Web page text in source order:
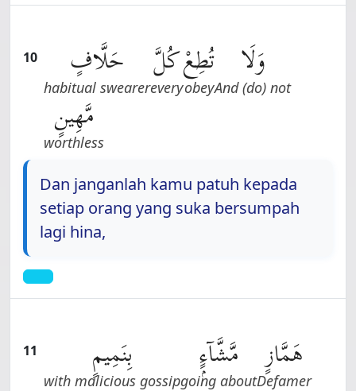
10 وَلَا
And (do) not
تُطِعْ
obey
كُلَّ
every
حَلَّافٍ
habitual swearer
مَّهِينٍ
worthless
Dan janganlah kamu patuh kepada
setiap orang yang suka bersumpah
lagi hina,
11 هَمَّازٍ
Defamer
مَّشَّآءٍۭ
going about
بِنَمِيمٍ
with malicious gossip